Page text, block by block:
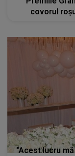
covorul
"Acest lucru